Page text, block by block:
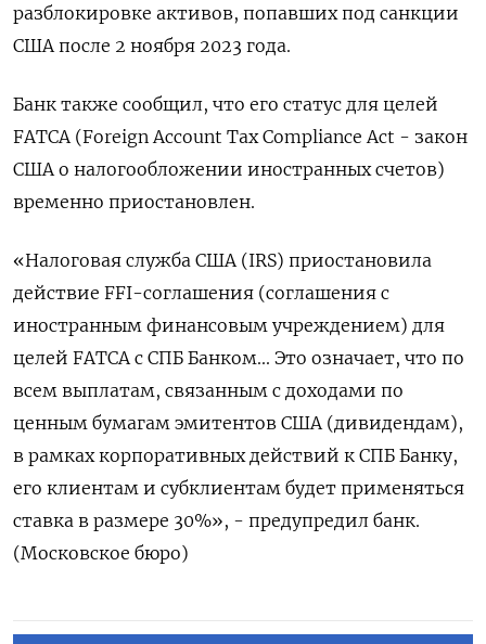
разблокировке активов, попавших под санкции
США после 2 ноября 2023 года.
Банк также сообщил, что его статус для целей
FATCA (Foreign Account Tax Compliance Act - закон
США о налогообложении иностранных счетов)
временно приостановлен.
«Налоговая служба США (IRS) приостановила
действие FFI-соглашения (соглашения с
иностранным финансовым учреждением) для
целей FATCA с СПБ Банком... Это означает, что по
всем выплатам, связанным с доходами по
ценным бумагам эмитентов США (дивидендам),
в рамках корпоративных действий к СПБ Банку,
его клиентам и субклиентам будет применяться
ставка в размере 30%», - предупредил банк.
(Московское бюро)